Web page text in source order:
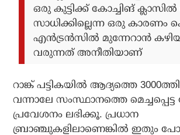
ഒരു കുട്ടിക്ക് കോച്ചിങ്
സാധിക്കില്ലെന്ന ഒരു കാരണം
എൻട്രൻസിൽ മുന്നേറാൻ
വരുന്നത് അനീതിയാണ്
റാങ്ക് പട്ടികയിൽ ആദ്യത്തെ
വന്നാലേ സംസ്ഥാനത്തെ
പ്രവേശനം ലഭിക്കൂ. പ്രധാന
ബ്രാഞ്ചുകളിലാണെങ്കിൽ ഇതും